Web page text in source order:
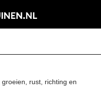
rust, richting en